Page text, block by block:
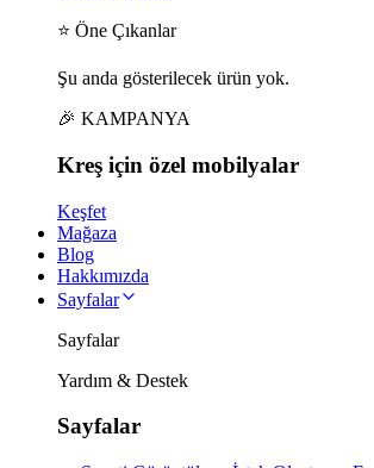
⭐ Öne Çıkanlar
Şu anda gösterilecek ürün yok.
🎉 KAMPANYA
Kreş için özel mobilyalar
Keşfet
Mağaza
Blog
Hakkımızda
Sayfalar
Sayfalar
Yardım & Destek
Sayfalar